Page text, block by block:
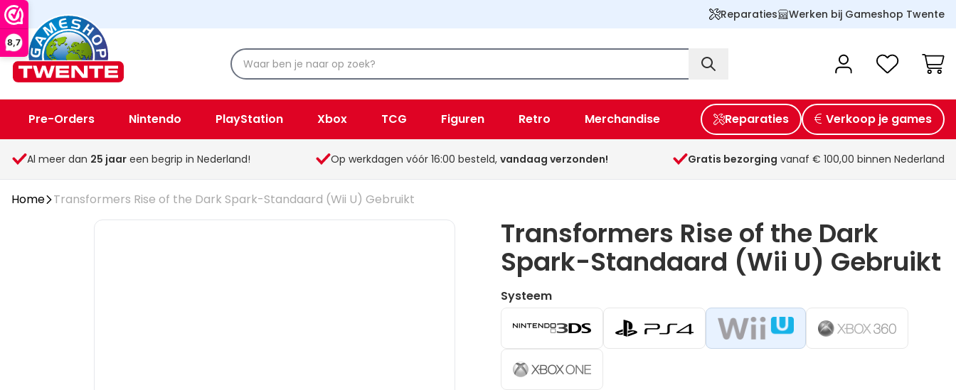
8,7
Reparaties Werken bij Gameshop Twente
Pre-Orders Nintendo PlayStation Xbox TCG Figuren Retro Merchandise
Spellen & Speelgoed Overige
Reparaties Verkoop je games
Al meer dan 25 jaar een begrip in Nederland! Op werkdagen vóór 16:00 besteld, vandaag verzonden! Gratis bezorging vanaf € 100,00 binnen Nederland
Home Transformers Rise of the Dark Spark-Standaard (Wii U) Gebruikt
Transformers Rise of the Dark
Spark-Standaard (Wii U) Gebruikt
Systeem